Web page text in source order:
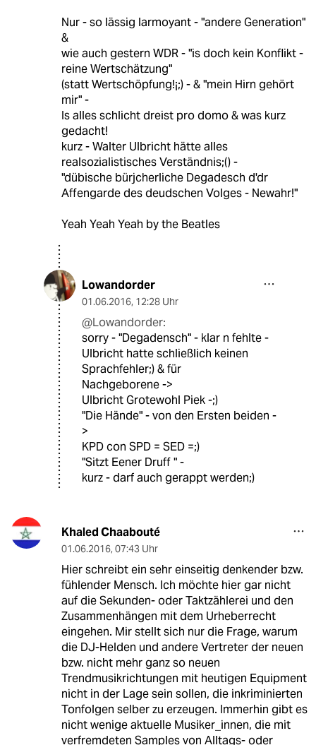
Nur - so lässig larmoyant - "andere Generation"
&
wie auch gestern WDR - "is doch kein Konflikt -
reine Wertschätzung"
(statt Wertschöpfung!¡;) - & "mein Hirn gehört
mir" -
Is alles schlicht dreist pro domo & was kurz
gedacht!
kurz - Walter Ulbricht hätte alles
realsozialistisches Verständnis;() -
"dübische bürjcherliche Degadesch d'dr
Affengarde des deudschen Volges - Newahr!"
Yeah Yeah Yeah by the Beatles
Lowandorder
01.06.2016, 12:28 Uhr
@Lowandorder:
sorry - "Degadensch" - klar n fehlte -
Ulbricht hatte schließlich keinen
Sprachfehler;) & für
Nachgeborene ->
Ulbricht Grotewohl Piek -;)
"Die Hände" - von den Ersten beiden -
>
KPD con SPD = SED =;)
"Sitzt Eener Druff " -
kurz - darf auch gerappt werden;)
Khaled Chaabouté
01.06.2016, 07:43 Uhr
Hier schreibt ein sehr einseitig denkender bzw.
fühlender Mensch. Ich möchte hier gar nicht
auf die Sekunden- oder Taktzählerei und den
Zusammenhängen mit dem Urheberrecht
eingehen. Mir stellt sich nur die Frage, warum
die DJ-Helden und andere Vertreter der neuen
bzw. nicht mehr ganz so neuen
Trendmusikrichtungen mit heutigen Equipment
nicht in der Lage sein sollen, die inkriminierten
Tonfolgen selber zu erzeugen. Immerhin gibt es
nicht wenige aktuelle Musiker_innen, die mit
verfremdeten Samples von Alltags- oder